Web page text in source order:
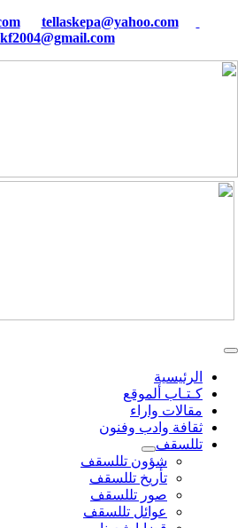
tellaskepa@yahoo.com
الرئيسية
كـتـاب ألموقع
مقالات واراء
ثقافة وادب وفنون
تللسقف
شؤون تللسقف
تأريخ تللسقف
صور تللسقف
عوائل تللسقف